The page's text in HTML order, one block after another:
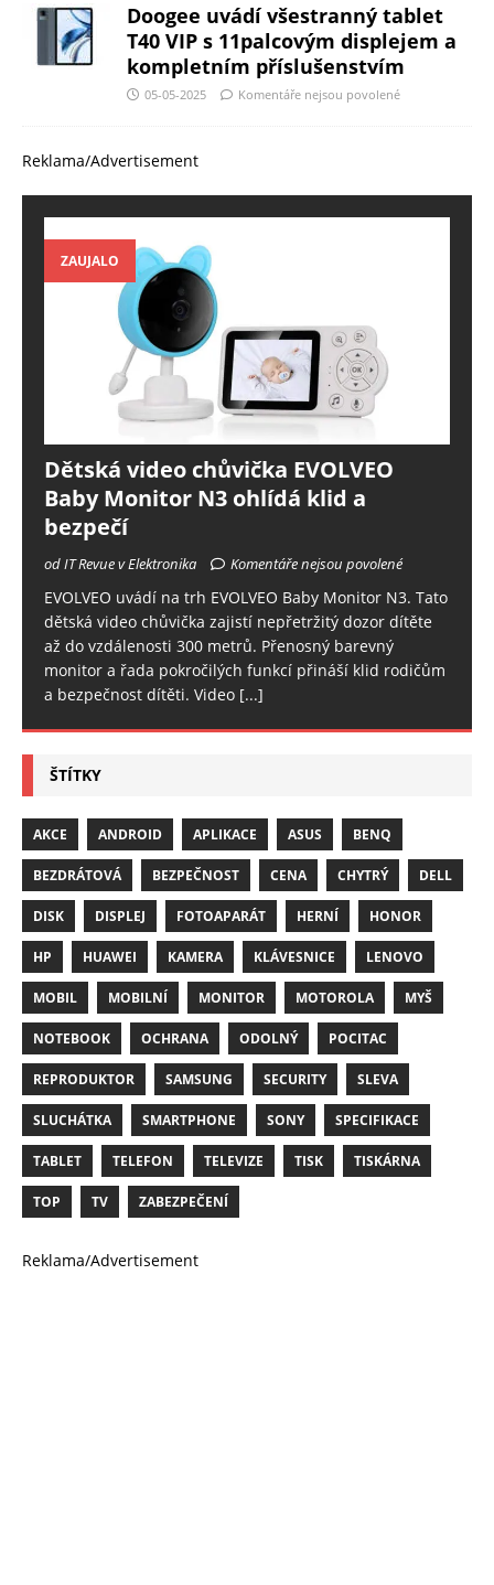
Doogee uvádí všestranný tablet
T40 VIP s 11palcovým displejem a
kompletním příslušenstvím
05-05-2025 Komentáře nejsou povolené
Reklama/Advertisement
ZAUJALO
Dětská video chůvička EVOLVEO
Baby Monitor N3 ohlídá klid a
bezpečí
od IT Revue v Elektronika Komentáře nejsou povolené
EVOLVEO uvádí na trh EVOLVEO Baby Monitor N3. Tato
dětská video chůvička zajistí nepřetržitý dozor dítěte
až do vzdálenosti 300 metrů. Přenosný barevný
monitor a řada pokročilých funkcí přináší klid rodičům
a bezpečnost dítěti. Video [...]
ŠTÍTKY
AKCE ANDROID APLIKACE ASUS BENQ
BEZDRÁTOVÁ BEZPEČNOST CENA CHYTRÝ DELL
DISK DISPLEJ FOTOAPARÁT HERNÍ HONOR
HP HUAWEI KAMERA KLÁVESNICE LENOVO
MOBIL MOBILNÍ MONITOR MOTOROLA MYŠ
NOTEBOOK OCHRANA ODOLNÝ POCITAC
REPRODUKTOR SAMSUNG SECURITY SLEVA
SLUCHÁTKA SMARTPHONE SONY SPECIFIKACE
TABLET TELEFON TELEVIZE TISK TISKÁRNA
TOP TV ZABEZPEČENÍ
Reklama/Advertisement